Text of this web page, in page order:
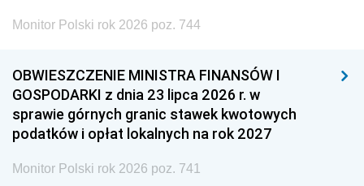
Monitor Polski rok 2026 poz. 744
OBWIESZCZENIE MINISTRA FINANSÓW I
GOSPODARKI z dnia 23 lipca 2026 r. w
sprawie górnych granic stawek kwotowych
podatków i opłat lokalnych na rok 2027
Monitor Polski rok 2026 poz. 741